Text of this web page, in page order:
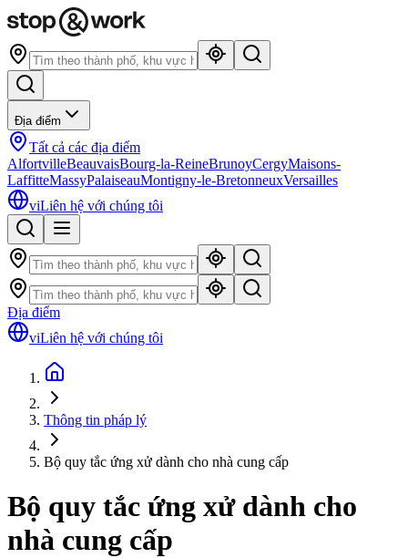
Địa điểm
Tất cả các địa điểm
AlfortvilleBeauvaisBourg-la-ReineBrunoyCergyMaisons-
LaffitteMassyPalaiseauMontigny-le-BretonneuxVersailles
viLiên hệ với chúng tôi
Địa điểm
viLiên hệ với chúng tôi
Thông tin pháp lý
Bộ quy tắc ứng xử dành cho nhà cung cấp
Bộ quy tắc ứng xử dành cho
nhà cung cấp